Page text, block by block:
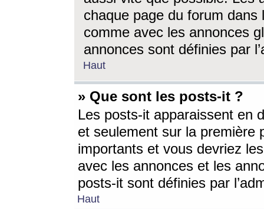
chaque page du forum dans
comme avec les annonces
annonces sont définies par
Haut
» Que sont les posts-it ?
Les posts-it apparaissent en
et seulement sur la première
importants et vous devriez
avec les annonces et les
posts-it sont définies par
Haut